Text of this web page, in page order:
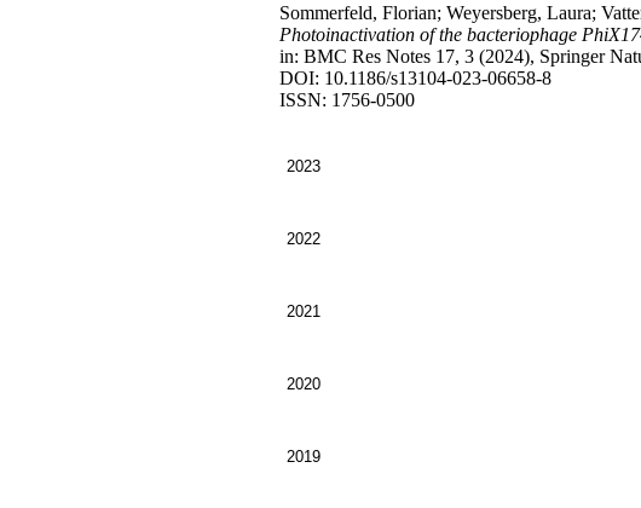
Sommerfeld, Florian; Weyersberg, Laura;
Photoinactivation of the bacteriophage
in: BMC Res Notes 17, 3 (2024), Springer
DOI: 10.1186/s13104-023-06658-8
ISSN: 1756-0500
2023
2022
2021
2020
2019